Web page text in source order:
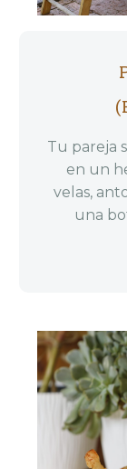
Tu pareja
en un
velas,
una